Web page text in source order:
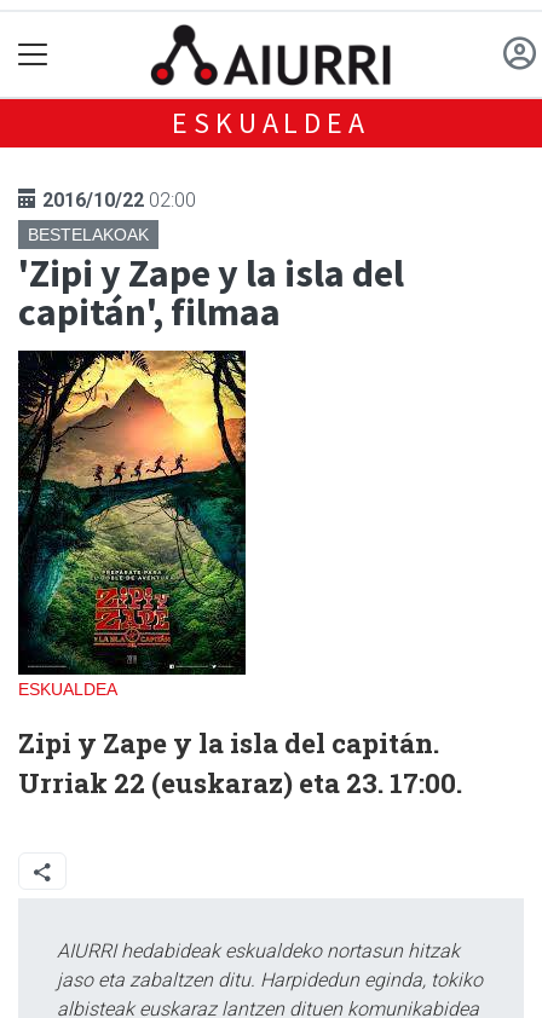
ESKUALDEA
2016/10/22 02:00
BESTELAKOAK
'Zipi y Zape y la isla del
capitán', filmaa
ESKUALDEA
Zipi y Zape y la isla del capitán.
Urriak 22 (euskaraz) eta 23. 17:00.
AIURRI hedabideak eskualdeko nortasun hitzak
jaso eta zabaltzen ditu. Harpidedun eginda, tokiko
albisteak euskaraz lantzen dituen komunikabidea